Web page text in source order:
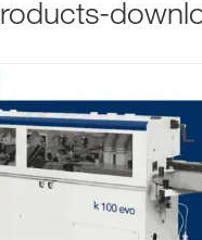
products-